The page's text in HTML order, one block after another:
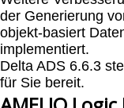
der Generierung
objekt-basiert
implementiert.
Delta ADS 6.6.3
für Sie bereit.